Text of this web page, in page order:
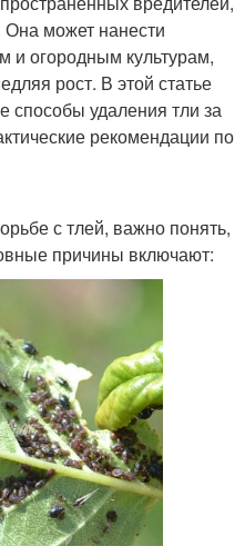
может нанести
и огородным культурам,
рост. В этой статье
удаления тли за
рекомендации по
с тлей, важно понять,
причины включают: